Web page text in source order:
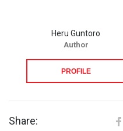
Heru Guntoro
Author
PROFILE
Share: